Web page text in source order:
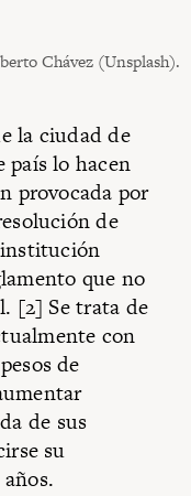
Chávez (Unsplash).
la ciudad de
país lo hacen
provocada por
de
que no
[2] Se trata de
con
de
de sus
su